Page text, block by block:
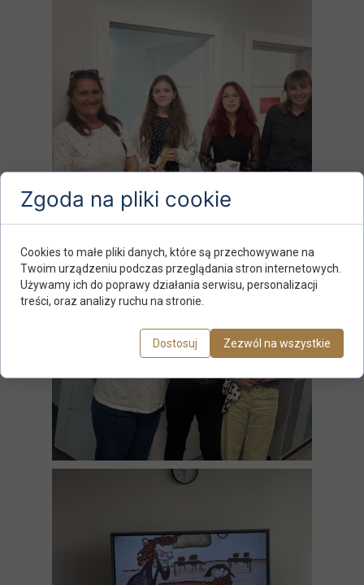
Zgoda na pliki cookie
Cookies to małe pliki danych, które są przechowywane na
Twoim urządzeniu podczas przeglądania stron internetowych.
Używamy ich do poprawy działania serwisu, personalizacji
treści, oraz analizy ruchu na stronie.
Dostosuj Zezwól na wszystkie